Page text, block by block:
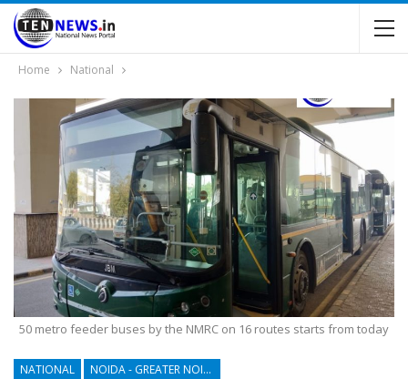
Home National
50 metro feeder buses by the NMRC on 16 routes starts from today
NATIONAL NOIDA - GREATER NOIDA - YAMUNA EXPRESSWAY